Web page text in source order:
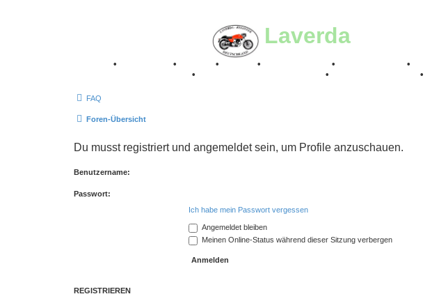
Laverda
• • • • • •
• • •
FAQ
Foren-Übersicht
Du musst registriert und angemeldet sein, um Profile anzuschauen.
Benutzername:
Passwort:
Ich habe mein Passwort vergessen
Angemeldet bleiben
Meinen Online-Status während dieser Sitzung verbergen
REGISTRIEREN